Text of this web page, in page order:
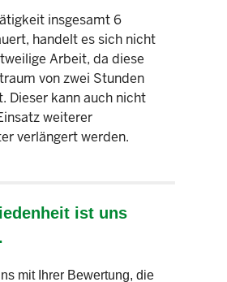
insgesamt 6
handelt es sich nicht
Arbeit, da diese
von zwei Stunden
Dieser kann auch nicht
weiterer
verlängert werden.